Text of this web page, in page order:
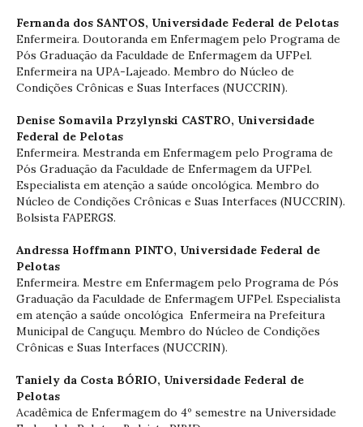
Fernanda dos SANTOS, Universidade Federal de Pelotas
Enfermeira. Doutoranda em Enfermagem pelo Programa de
Pós Graduação da Faculdade de Enfermagem da UFPel.
Enfermeira na UPA-Lajeado. Membro do Núcleo de
Condições Crônicas e Suas Interfaces (NUCCRIN).
Denise Somavila Przylynski CASTRO, Universidade
Federal de Pelotas
Enfermeira. Mestranda em Enfermagem pelo Programa de
Pós Graduação da Faculdade de Enfermagem da UFPel.
Especialista em atenção a saúde oncológica. Membro do
Núcleo de Condições Crônicas e Suas Interfaces (NUCCRIN).
Bolsista FAPERGS.
Andressa Hoffmann PINTO, Universidade Federal de
Pelotas
Enfermeira. Mestre em Enfermagem pelo Programa de Pós
Graduação da Faculdade de Enfermagem UFPel. Especialista
em atenção a saúde oncológica Enfermeira na Prefeitura
Municipal de Canguçu. Membro do Núcleo de Condições
Crônicas e Suas Interfaces (NUCCRIN).
Taniely da Costa BÓRIO, Universidade Federal de
Pelotas
Acadêmica de Enfermagem do 4º semestre na Universidade